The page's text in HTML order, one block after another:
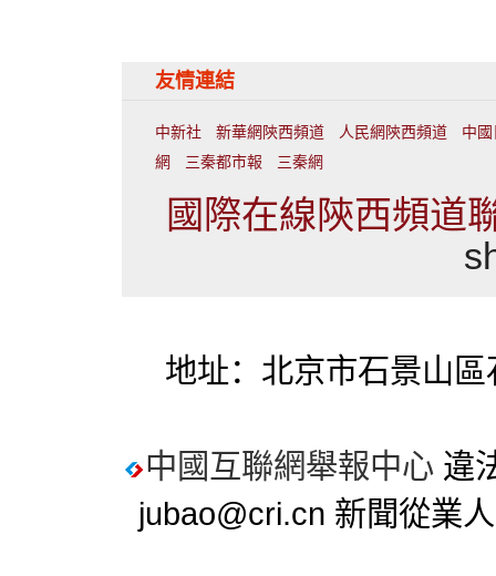
友情連結
中新社 新華網陝西頻道 人民網陝西頻道
中
網
三秦都市報 三秦網
國際在線陝西頻
地址：北京市石景山
中國互聯網舉報中心 違
jubao@cri.cn 新聞從業